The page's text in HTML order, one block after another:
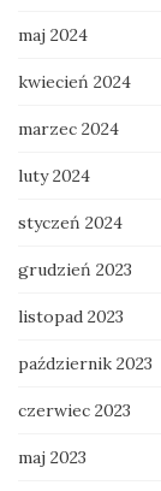
maj 2024
kwiecień 2024
marzec 2024
luty 2024
styczeń 2024
grudzień 2023
listopad 2023
październik 2023
czerwiec 2023
maj 2023